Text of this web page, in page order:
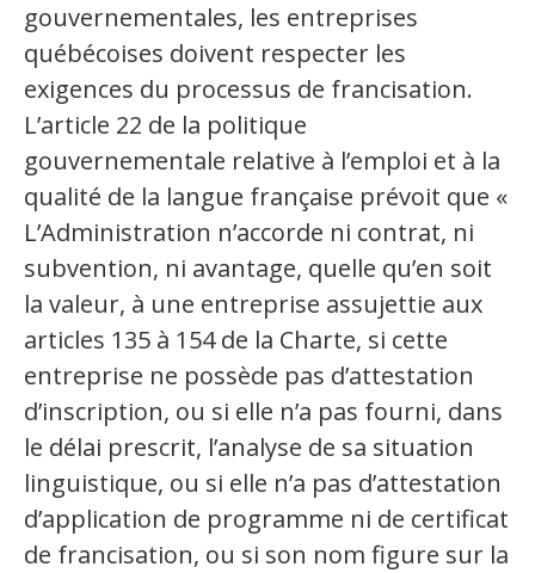
Secteurs d'activité
Hébergement et restauration
Plastiques et composites
Télécommunications
Aéronautique
Métallurgie
Automobile
Terminologie
Ressources terminologiques
Capsules linguistiques
gouvernementales, les entreprises
québécoises doivent respecter les
exigences du processus de francisation.
L’article 22 de la politique
gouvernementale relative à l’emploi et à la
qualité de la langue française prévoit que «
L’Administration n’accorde ni contrat, ni
subvention, ni avantage, quelle qu’en soit
la valeur, à une entreprise assujettie aux
articles 135 à 154 de la Charte, si cette
entreprise ne possède pas d’attestation
d’inscription, ou si elle n’a pas fourni, dans
le délai prescrit, l’analyse de sa situation
linguistique, ou si elle n’a pas d’attestation
d’application de programme ni de certificat
de francisation, ou si son nom figure sur la